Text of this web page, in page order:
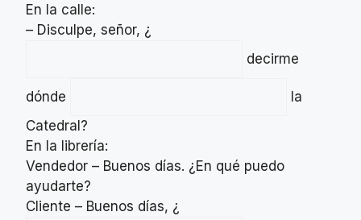
En la calle:
– Disculpe, señor, ¿
decirme
dónde
la
Catedral?
En la librería:
Vendedor – Buenos días. ¿En qué puedo
ayudarte?
Cliente – Buenos días, ¿